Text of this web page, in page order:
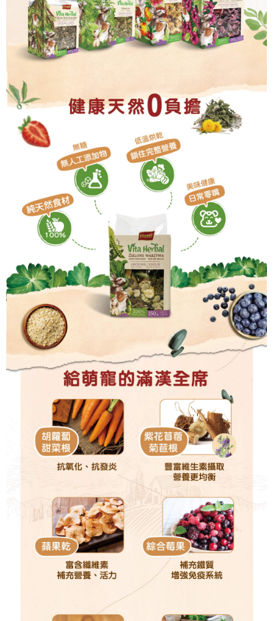
「AFTEE先享後付」，若未經同意申辦者引起之損失，本公司不負相關責
任。
４．使用「AFTEE先享後付」時，將依據個別帳號之用戶狀況，依本公司即
時審查核予不同之上限額度；若仍有額度不足之情形，本公司將視審查結果
請求用戶進行身份認證。
５．嚴禁一人註冊多個帳號或使用他人資訊註冊。若發現惡意使用之情形，
每筆NT$120，滿NT$999(含以上)免運費
中壢限定｜毛速配 14:00前下單當日到！🐶
每筆NT$120，滿NT$999(含以上)免運費